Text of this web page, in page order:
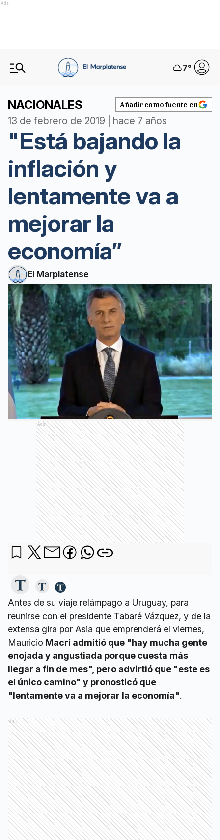
Ads
7°
NACIONALES Añadir como fuente en
13 de febrero de 2019 | hace 7 años
"Está bajando la
inflación y
lentamente va a
mejorar la
economía”
El Marplatense
Ads
Antes de su viaje relámpago a Uruguay, para
reunirse con el presidente Tabaré Vázquez, y de la
extensa gira por Asia que emprenderá el viernes,
Mauricio Macri admitió que "hay mucha gente
enojada y angustiada porque cuesta más
llegar a fin de mes", pero advirtió que "este es
el único camino" y pronosticó que
"lentamente va a mejorar la economía".
Ads